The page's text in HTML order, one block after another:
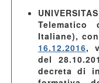
Telematico
Italiane),
16.12.2016,
del
decreta di